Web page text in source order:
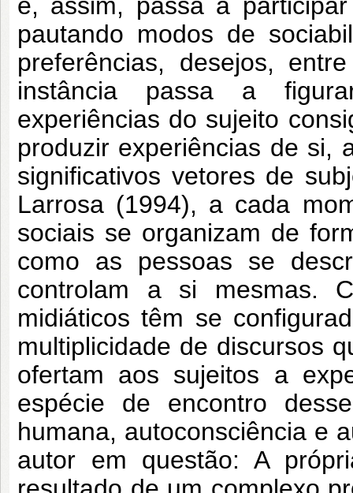
pautando modos de
preferências, desejos,
instância passa a
experiências do sujeito
produzir experiências de si,
significativos vetores de
Larrosa (1994), a cada
sociais se organizam de
como as pessoas se
controlam a si mesmas.
midiáticos têm se
multiplicidade de discursos
ofertam aos sujeitos a
espécie de encontro
humana, autoconsciência e
autor em questão: A